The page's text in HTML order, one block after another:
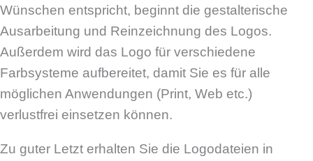
Wünschen entspricht, beginnt die gestalterische
Ausarbeitung und Reinzeichnung des Logos.
Außerdem wird das Logo für verschiedene
Farbsysteme aufbereitet, damit Sie es für alle
möglichen Anwendungen (Print, Web etc.)
verlustfrei einsetzen können.
Zu guter Letzt erhalten Sie die Logodateien in